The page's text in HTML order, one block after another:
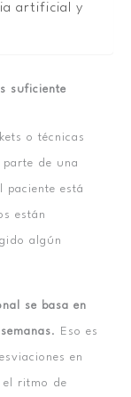
artificial y
suficiente
o técnicas
parte de una
paciente está
están
algún
se basa en
. Eso es
en
el ritmo de